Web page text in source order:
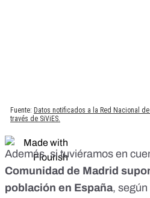
Además, si tuviéramos en
Comunidad de Madrid
población en España, según